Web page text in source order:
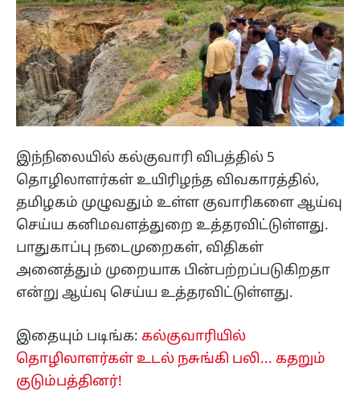
இந்நிலையில் கல்குவாரி விபத்தில் 5
தொழிலாளர்கள் உயிரிழந்த விவகாரத்தில்,
தமிழகம் முழுவதும் உள்ள குவாரிகளை ஆய்வு
செய்ய கனிமவளத்துறை உத்தரவிட்டுள்ளது.
பாதுகாப்பு நடைமுறைகள், விதிகள்
அனைத்தும் முறையாக பின்பற்றப்படுகிறதா
என்று ஆய்வு செய்ய உத்தரவிட்டுள்ளது.
இதையும் படிங்க: கல்குவாரியில்
தொழிலாளர்கள் உடல் நசுங்கி பலி... கதறும்
குடும்பத்தினர்!